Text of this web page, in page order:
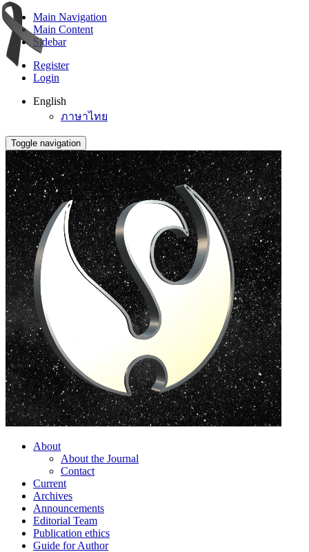
Main Navigation
Main Content
Sidebar
Register
Login
English
ภาษาไทย
Toggle navigation
About
About the Journal
Contact
Current
Archives
Announcements
Editorial Team
Publication ethics
Guide for Author